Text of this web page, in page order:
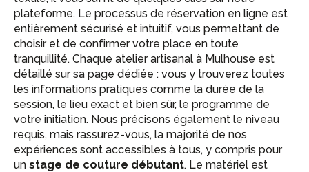
plateforme. Le processus de réservation en ligne est
entièrement sécurisé et intuitif, vous permettant de
choisir et de confirmer votre place en toute
tranquillité. Chaque atelier artisanal à Mulhouse est
détaillé sur sa page dédiée : vous y trouverez toutes
les informations pratiques comme la durée de la
session, le lieu exact et bien sûr, le programme de
votre initiation. Nous précisons également le niveau
requis, mais rassurez-vous, la majorité de nos
expériences sont accessibles à tous, y compris pour
un stage de couture débutant. Le matériel est